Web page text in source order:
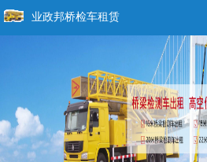
业政邦桥检车租赁